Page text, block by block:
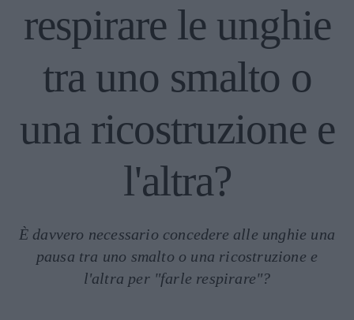
respirare le unghie
tra uno smalto o
una ricostruzione e
l'altra?
È davvero necessario concedere alle unghie una
pausa tra uno smalto o una ricostruzione e
l'altra per "farle respirare"?